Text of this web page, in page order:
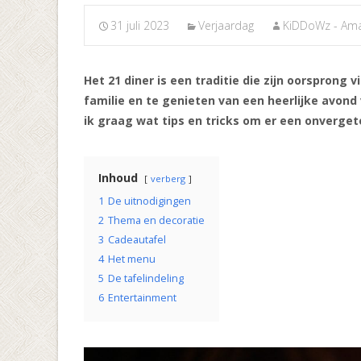
31 juli 2023 Verjaardag KiDDoWz -
Het 21 diner is een traditie die zijn oorsprong
familie en te genieten van een heerlijke
ik graag wat tips en tricks om er een
Inhoud verberg
1 De uitnodigingen
2 Thema en decoratie
3 Cadeautafel
4 Het menu
5 De tafelindeling
6 Entertainment